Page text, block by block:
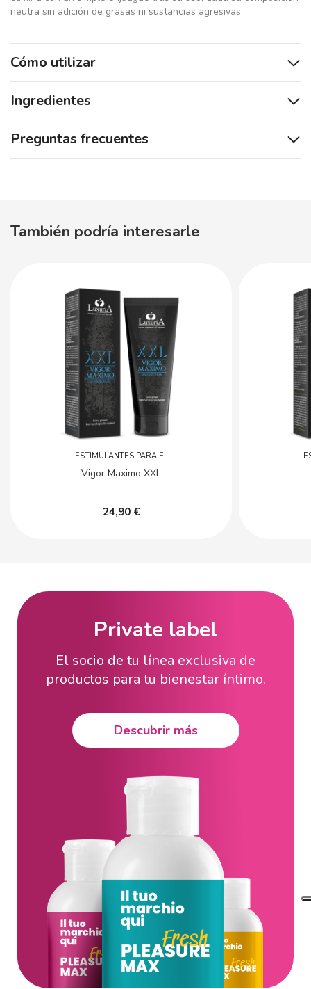
neutra sin adición de grasas ni sustancias agresivas.
Cómo utilizar
Ingredientes
Preguntas frecuentes
También podría interesarle
ESTIMULANTES PARA EL
Vigor Maximo XXL
24,90 €
Private label
El socio de tu línea exclusiva de
productos para tu bienestar íntimo.
Descubrir más